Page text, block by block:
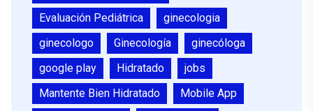
Evaluación Pediátrica
ginecologia
ginecologo
Ginecología
ginecóloga
google play
Hidratado
jobs
Mantente Bien Hidratado
Mobile App